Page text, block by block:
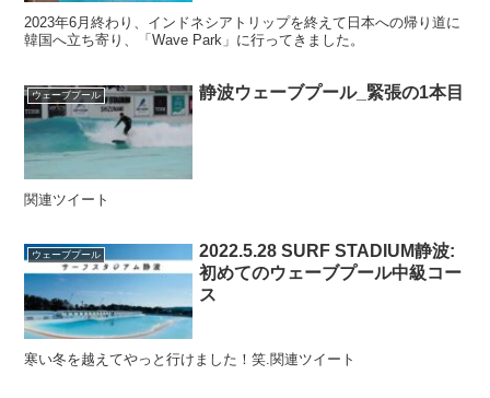
2023年6月終わり、インドネシアトリップを終えて日本への帰り道に
韓国へ立ち寄り、「Wave Park」に行ってきました。
ウェーブプール 静波ウェーブプール_緊張の1本目
関連ツイート
ウェーブプール
2022.5.28 SURF STADIUM静波:
初めてのウェーブプール中級コー
ス
寒い冬を越えてやっと行けました！笑.関連ツイート